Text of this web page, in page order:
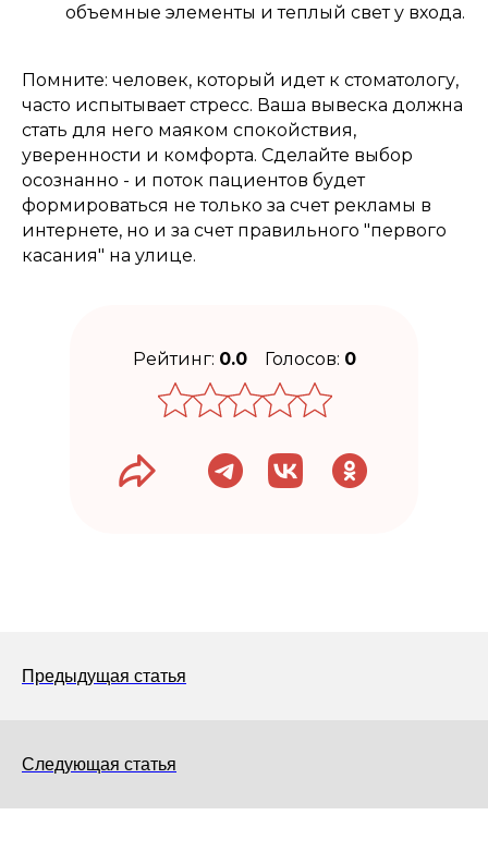
объемные элементы и теплый свет у входа.
Помните: человек, который идет к стоматологу,
часто испытывает стресс. Ваша вывеска должна
стать для него маяком спокойствия,
уверенности и комфорта. Сделайте выбор
осознанно - и поток пациентов будет
формироваться не только за счет рекламы в
интернете, но и за счет правильного "первого
касания" на улице.
Рейтинг: 0.0 Голосов: 0
Предыдущая статья
Следующая статья